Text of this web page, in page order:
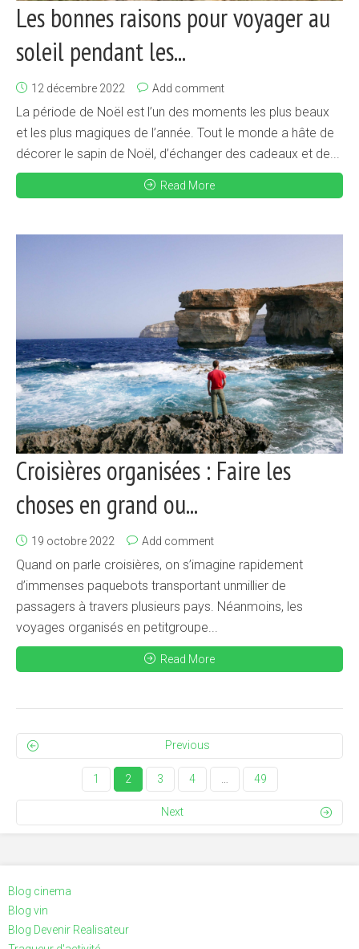
Les bonnes raisons pour voyager au
soleil pendant les...
12 décembre 2022 Add comment
La période de Noël est l’un des moments les plus beaux
et les plus magiques de l’année. Tout le monde a hâte de
décorer le sapin de Noël, d’échanger des cadeaux et de...
Read More
Croisières organisées : Faire les
choses en grand ou...
19 octobre 2022 Add comment
Quand on parle croisières, on s’imagine rapidement
d’immenses paquebots transportant unmillier de
passagers à travers plusieurs pays. Néanmoins, les
voyages organisés en petitgroupe...
Read More
Previous
1 2 3 4 49
Next
Blog cinema
Blog vin
Blog Devenir Realisateur